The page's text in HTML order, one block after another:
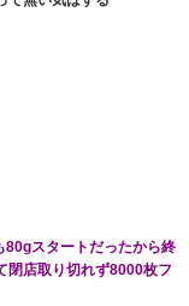
80gスタートだったから終
閉店取り切れず8000枚フ